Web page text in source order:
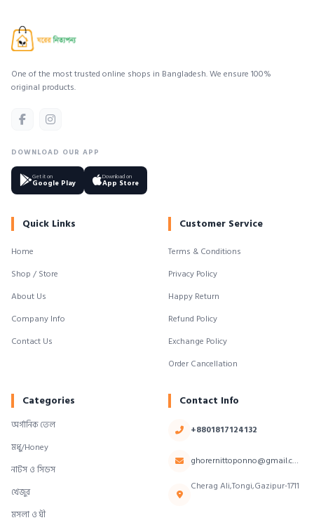
One of the most trusted online shops in Bangladesh. We ensure 100%
original products.
DOWNLOAD OUR APP
Get it on
Google Play
Download on
App Store
Quick Links
Home
Shop / Store
About Us
Company Info
Contact Us
Customer Service
Terms & Conditions
Privacy Policy
Happy Return
Refund Policy
Exchange Policy
Order Cancellation
Categories
অর্গানিক তেল
মধু/Honey
নাটস ও সিডস
খেজুর
মসলা ও ঘী
Contact Info
+8801817124132
ghorernittoponno@gmail.com
Cherag Ali,Tongi,Gazipur-1711